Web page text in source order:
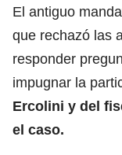
El antiguo
que rechazó las
responder
impugnar la
Ercolini y del
el caso.